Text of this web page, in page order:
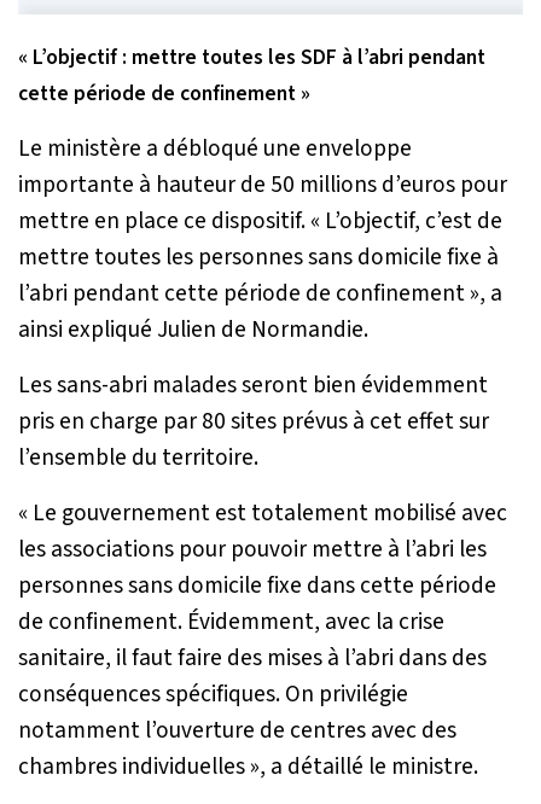
« L’objectif : mettre toutes les SDF à l’abri pendant
cette période de confinement »
Le ministère a débloqué une enveloppe
importante à hauteur de 50 millions d’euros pour
mettre en place ce dispositif. « L’objectif, c’est de
mettre toutes les personnes sans domicile fixe à
l’abri pendant cette période de confinement», a
ainsi expliqué Julien de Normandie.
Les sans-abri malades seront bien évidemment
pris en charge par 80 sites prévus à cet effet sur
l’ensemble du territoire.
« Le gouvernement est totalement mobilisé avec
les associations pour pouvoir mettre à l’abri les
personnes sans domicile fixe dans cette période
de confinement. Évidemment, avec la crise
sanitaire, il faut faire des mises à l’abri dans des
conséquences spécifiques. On privilégie
notamment l’ouverture de centres avec des
chambres individuelles», a détaillé le ministre.